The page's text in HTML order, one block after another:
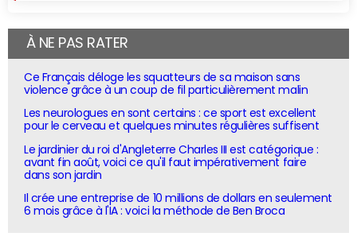
À NE PAS RATER
Ce Français déloge les squatteurs de sa maison sans
violence grâce à un coup de fil particulièrement malin
Les neurologues en sont certains : ce sport est excellent
pour le cerveau et quelques minutes régulières suffisent
Le jardinier du roi d'Angleterre Charles III est catégorique :
avant fin août, voici ce qu'il faut impérativement faire
dans son jardin
Il crée une entreprise de 10 millions de dollars en seulement
6 mois grâce à l'IA : voici la méthode de Ben Broca